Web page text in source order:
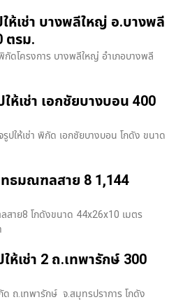
ให้เช่า บางพลีใหญ่ อ.บางพลี
ตรม.
กัดโครงการ บางพลีใหญ่ อำเภอบางพลี
ให้เช่า เอกชัยบางบอน 400
รูปให้เช่า พิกัด เอกชัยบางบอน โกดัง ขนาด
ทธมณฑลสาย 8 1,144
าย8 โกดังขนาด 44x26x10 เมตร
ให้เช่า 2 ถ.เทพารักษ์ 300
ด ถ.เทพารักษ์ จ.สมุทรปราการ โกดัง